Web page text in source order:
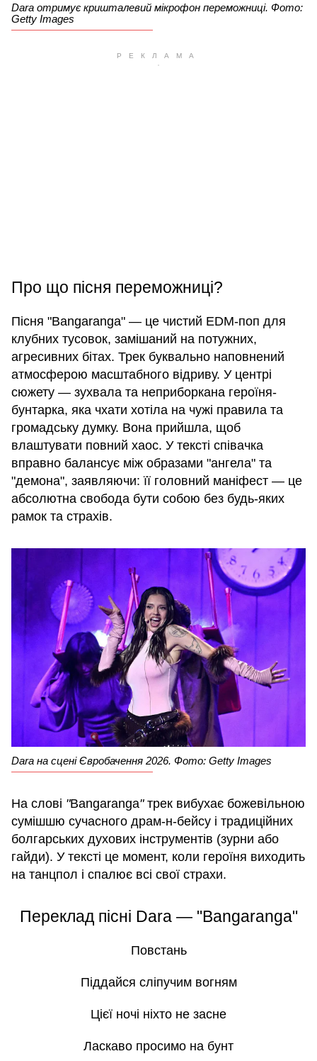
Dara отримує кришталевий мікрофон переможниці. Фото:
Getty Images
Про що пісня переможниці?
Пісня "Bangaranga" — це чистий EDM-поп для
клубних тусовок, замішаний на потужних,
агресивних бітах. Трек буквально наповнений
атмосферою масштабного відриву. У центрі
сюжету — зухвала та неприборкана героїня-
бунтарка, яка чхати хотіла на чужі правила та
громадську думку. Вона прийшла, щоб
влаштувати повний хаос. У тексті співачка
вправно балансує між образами "ангела" та
"демона", заявляючи: її головний маніфест — це
абсолютна свобода бути собою без будь-яких
рамок та страхів.
Dara на сцені Євробачення 2026. Фото: Getty Images
На слові "Bangaranga"трек вибухає божевільною
сумішшю сучасного драм-н-бейсу і традиційних
болгарських духових інструментів (зурни або
гайди). У тексті це момент, коли героїня виходить
на танцпол і спалює всі свої страхи.
Переклад пісні Dara — "Bangaranga"
Повстань
Піддайся сліпучим вогням
Цієї ночі ніхто не засне
Ласкаво просимо на бунт